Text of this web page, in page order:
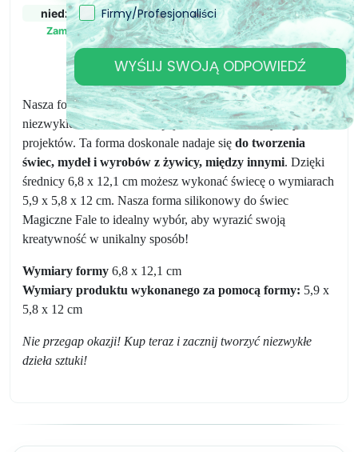
niedz., 9. sie
Zamówiony
pon., 10. sie - wt.,
11. sie
Zamówienie wysłane
wt., 11. sie - czw.,
13. sie
Przewidywany czas
dostawy
Nasza forma silikonowa do świec Magiczne Fale to
niezwykle wszechstronna opcja dla Twoich kreatywnych
projektów. Ta forma doskonale nadaje się do tworzenia
świec, mydeł i wyrobów z żywicy, między innymi. Dzięki
średnicy 6,8 x 12,1 cm możesz wykonać świecę o wymiarach
5,9 x 5,8 x 12 cm. Nasza forma silikonowy do świec
Magiczne Fale to idealny wybór, aby wyrazić swoją
kreatywność w unikalny sposób!
Wymiary formy 6,8 x 12,1 cm
Wymiary produktu wykonanego za pomocą formy: 5,9 x
5,8 x 12 cm
Nie przegap okazji! Kup teraz i zacznij tworzyć niezwykłe
dzieła sztuki!
Firmy/Profesjonaliści
WYŚLIJ SWOJĄ ODPOWIEDŹ